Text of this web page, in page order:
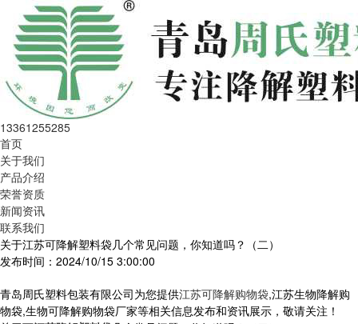
13361255285
首页
关于我们
产品介绍
荣誉资质
新闻资讯
联系我们
关于江苏可降解塑料袋几个常见问题，你知道吗？（二）
发布时间：2024/10/15 3:00:00
青岛周氏塑料包装有限公司为您提供江苏可降解购物袋,江苏生物降解购
物袋,生物可降解购物袋厂家等相关信息发布和资讯展示，敬请关注！